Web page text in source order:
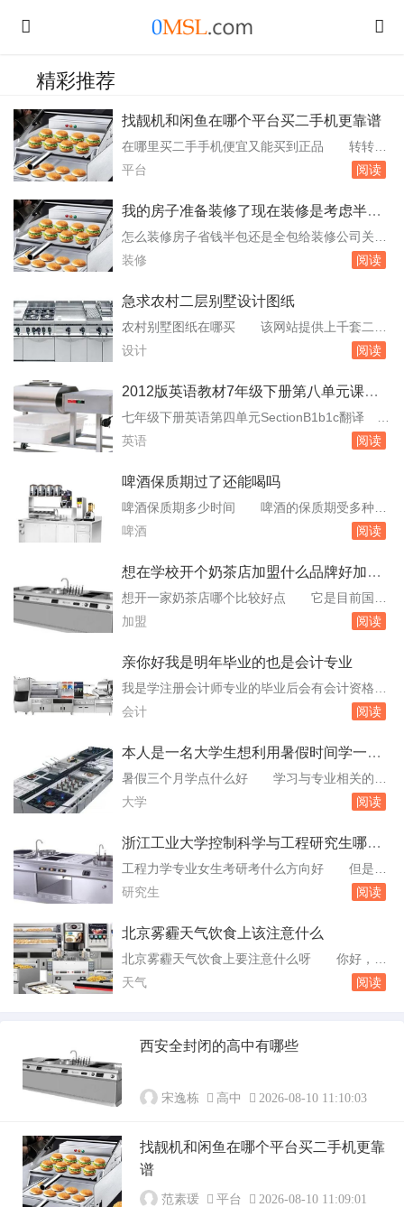
精彩推荐
找靓机和闲鱼在哪个平台买二手机更靠谱
在哪里买二手手机便宜又能买到正品 转转：
初期以二手机起家，平台自带权威专业的质检功
心。找靓机：专业的二手机交易平台，推出了。
是有的，绝对是正品二手机，价格合理，每款二
手机型的缺点及验机结果在主页展示，是靠谱的
平台 阅读
我的房子准备装修了现在装修是考虑半包
好还是全包呢
怎么装修房子省钱半包还是全包给装修公司关镇
铨怎么样 装修房子省钱的方法：选择合适的
全包意味着所有工作都由装修公司完成，业主只
在选择装修公司时，建议您综合考虑公司的资
质、经验、口碑以及服务质量等因素，并尽可能
装修 阅读
急求农村二层别墅设计图纸
农村别墅图纸在哪买 该网站提供上千套二
层、二层半、三层、三层半、四层农村自建别墅
及农村房屋设计图供您使用，让建好房子更轻
计公司原创别墅设计作品。今日头条https：//ww
w.toutiao.com/answer/...
设计 阅读
2012版英语教材7年级下册第八单元课文
语翻译
七年级下册英语第四单元SectionB1b1c翻译
以下是七年级下册英语第四单元SectionB1b，1c
里带走的东西。1c：妈妈：你好。汤姆：嗨，妈
和1c的内容翻译，不是对话的完整翻译。如果需
要更多内容的翻译...
英语 阅读
啤酒保质期过了还能喝吗
啤酒保质期多少时间 啤酒的保质期受多种因
素影响，包括类型、包装方式、储存条件等。以
月。含糖11度至12度的熟啤酒：保质期为4个
啤酒：保质期为50天。鲜啤酒：常温下难以保
存，冷藏条件下最多可保存1个月。罐装。啤
啤酒 阅读
想在学校开个奶茶店加盟什么品牌好加盟
费大概多少
想开一家奶茶店哪个比较好点 它是目前国内
少有的奶茶连锁店加盟品牌，而且目前在全国已
0多个城市，几乎你在每一个城市的。所以他的
的生意，相反，由于学生的顾客数量很多，所以
其实开一家酒瓯奶茶的话，完全不用担心没有。
加盟 阅读
亲你好我是明年毕业的也是会计专业
我是学注册会计师专业的毕业后会有会计资格证
我想问一下我有必要 它证明了您具备从事会
册会计师专业的毕业生在就业市场上具有一定的
力，增加就业机会。职业发展：会计资格证不仅
是就业的敲门砖，也是职业发展的重要基础。有
会计 阅读
本人是一名大学生想利用暑假时间学一些
烹饪方面的技术但是不知道
暑假三个月学点什么好 学习与专业相关的知
识：大学生可以利用暑假时间自学一些与自己专
好地跟上课程进度，还可以加深对专业知识的理
感兴趣的东西的好时机。例如，可以学习烹饪、
绘画、音乐等。这些技能不仅。小学生放暑假在
大学 阅读
浙江工业大学控制科学与工程研究生哪个
方向比较好
工程力学专业女生考研考什么方向好 但是也
是比较安稳的，工作地点主要在沈阳、西安、北
名称1大连理工大学2上海交通大学3同济大学4南
京理工大学8浙江大学9西安交通大学10重庆大学
11中国矿业大学12河海大学1。是导航...
研究生 阅读
北京雾霾天气饮食上该注意什么
北京雾霾天气饮食上要注意什么呀 你好，雾
天的饮食应该选择清淡易消化且富含维生素的食
祛痰止咳、健脾补肾的作用。北京雾霾天气饮食
蔬菜和...
天气 阅读
西安全封闭的高中有哪些
宋逸栋 高中 2026-08-10 11:10:03
找靓机和闲鱼在哪个平台买二手机更靠
谱
范素瑗 平台 2026-08-10 11:09:01